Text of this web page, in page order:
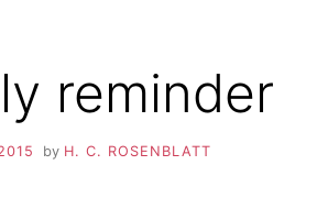
reminder
by H. C. ROSENBLATT